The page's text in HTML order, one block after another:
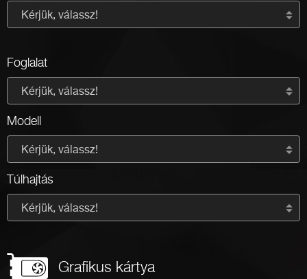
Kérjük, válassz!
Foglalat
Kérjük, válassz!
Modell
Kérjük, válassz!
Túlhajtás
Kérjük, válassz!
Grafikus kártya